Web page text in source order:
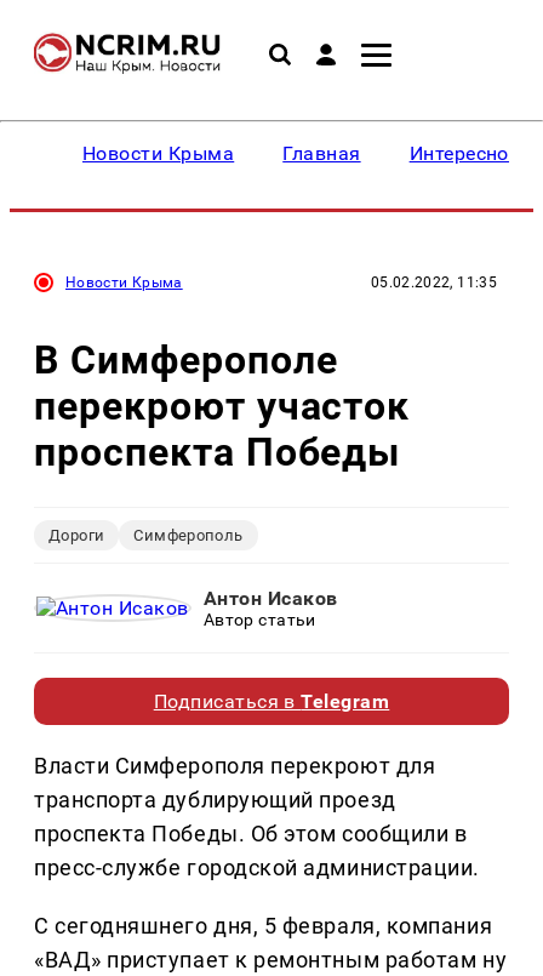
Новости Крыма Главная Интересное
Новости Крыма 05.02.2022, 11:35
В Симферополе
перекроют участок
проспекта Победы
Дороги Симферополь
Антон Исаков
Автор статьи
Подписаться вTelegram
Власти Симферополя перекроют для
транспорта дублирующий проезд
проспекта Победы. Об этом сообщили в
пресс-службе городской администрации.
С сегодняшнего дня, 5 февраля, компания
«ВАД» приступает к ремонтным работам ну